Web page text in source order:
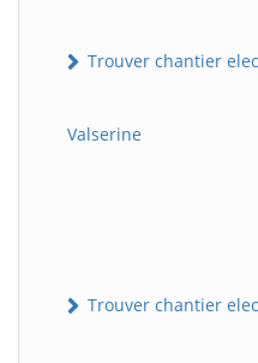
Trouver chantier
Valserine
Trouver chantier